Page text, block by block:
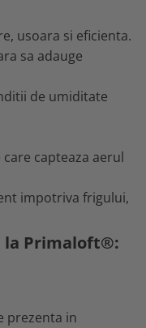
usoara si eficienta.
sa adauge
de umiditate
capteaza aerul
impotriva frigului,
la Primaloft®:
prezenta in